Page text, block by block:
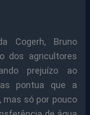
Cogerh, Bruno
dos agricultores
prejuízo ao
pontua que a
mas só por pouco